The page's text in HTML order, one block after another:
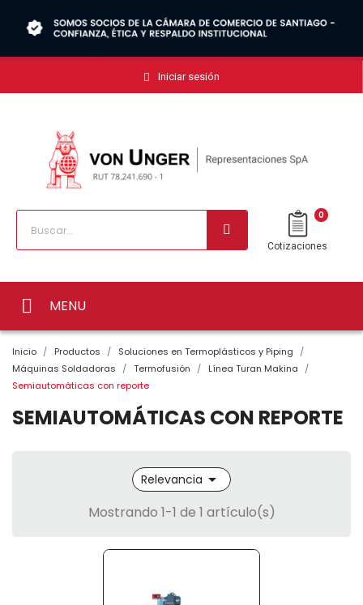
Iniciar sesión
0
Cotizaciones
MENU
Inicio Productos
Soluciones en Termoplásticos y Piping
Máquinas Soldadoras
Termofusión
Línea Turan Makina
Semiautomáticas con reporte
SEMIAUTOMÁTICAS CON REPORTE
Relevancia 
Mostrando 1-1 de 1 artículo(s)